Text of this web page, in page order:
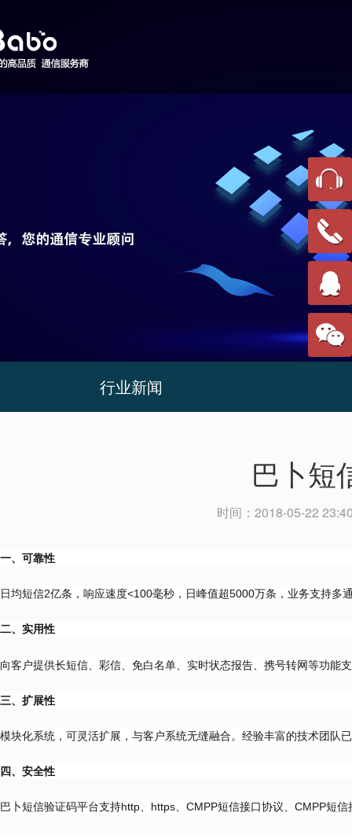
行业新闻
巴卜短
时间： 2018-05-22
一、可靠性
日均短信2亿条，响应速度<100毫秒，日峰值超5000万条，业务支持
二、实用性
向客户提供长短信、彩信、免白名单、实时状态报告、携号转网等功能
三、扩展性
模块化系统，可灵活扩展，与客户系统无缝融合。经验丰富的技术团队
四、安全性
巴卜短信验证码平台支持http、https、CMPP短信接口协议、CMPP短